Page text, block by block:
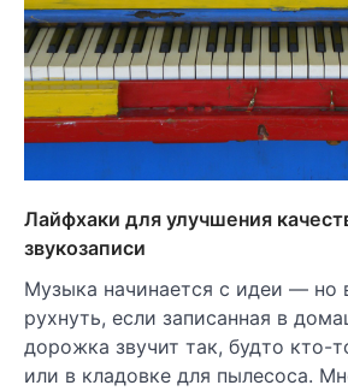
Лайфхаки для улучшения
звукозаписи
Музыка начинается с идеи — но
рухнуть, если записанная в
дорожка звучит так, будто кто-
или в кладовке для пылесоса.